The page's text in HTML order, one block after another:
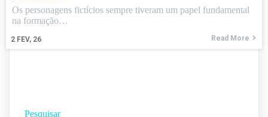
2 FEV, 26
Os personagens fictícios sempre tiveram um papel fundamental
na formação…
Read More
Pesquisar